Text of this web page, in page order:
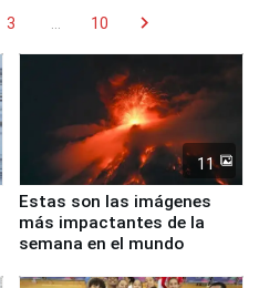
3 10 chevron_right
11
Estas son las imágenes
más impactantes de la
semana en el mundo